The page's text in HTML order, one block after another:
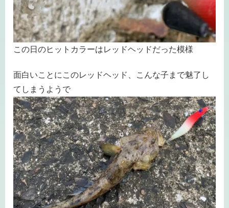
この日のヒットカラーはレッドヘッドだった模様
面白いことにこのレッドヘッド、こんな子まで魅了し
てしまうようで